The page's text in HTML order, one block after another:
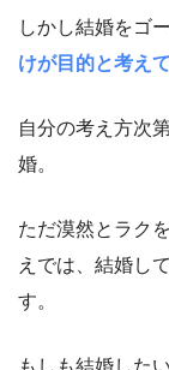
しかし結婚をゴ
けが目的と考え
自分の考え方次
婚。
ただ漠然とラク
えでは、結婚し
す。
もしも結婚した